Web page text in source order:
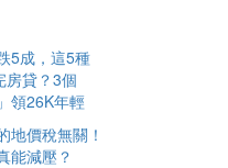
5成，這5種
房貸？3個
領26K年輕
地價稅無關！
能減壓？